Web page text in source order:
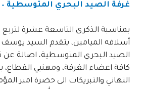
غرفة الصيد البحري المتوسطية
بمناسبة الذكرى التاسعة عشرة
أسلافه الميامين، يتقدم السيد
الصيد البحري المتوسطية، اصالة عن
كافة اعضاء الغرفة، ومهنيي القطاع،
التهاني والتبريكات الى حضرة امير